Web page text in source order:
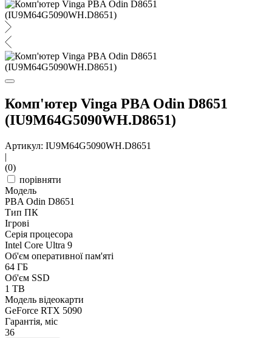
Комп'ютер Vinga PBA Odin D8651
(IU9M64G5090WH.D8651)
Артикул: IU9M64G5090WH.D8651
|
(0)
порівняти
Модель
PBA Odin D8651
Тип ПК
Ігрові
Серія процесора
Intel Core Ultra 9
Об'єм оперативної пам'яті
64 ГБ
Об'єм SSD
1 TB
Модель відеокарти
GeForce RTX 5090
Гарантія, міс
36